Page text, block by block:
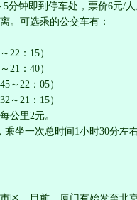
分钟即到停车处，票价6元/人
。可选乘的公交车有：
22：15）
21：40）
～22：05）
～21：15）
公里2元。
坐一次总时间1小时30分左